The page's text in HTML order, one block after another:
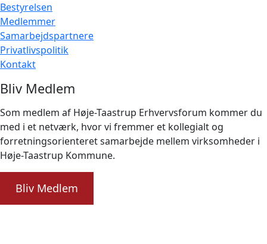
Bestyrelsen
Medlemmer
Samarbejdspartnere
Privatlivspolitik
Kontakt
Bliv Medlem
Som medlem af Høje-Taastrup Erhvervsforum kommer du
med i et netværk, hvor vi fremmer et kollegialt og
forretningsorienteret samarbejde mellem virksomheder i
Høje-Taastrup Kommune.
Bliv Medlem